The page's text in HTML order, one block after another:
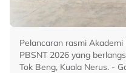
Pelancaran rasmi
PBSNT 2026 yang
Tok Beng, Kuala Nerus. -